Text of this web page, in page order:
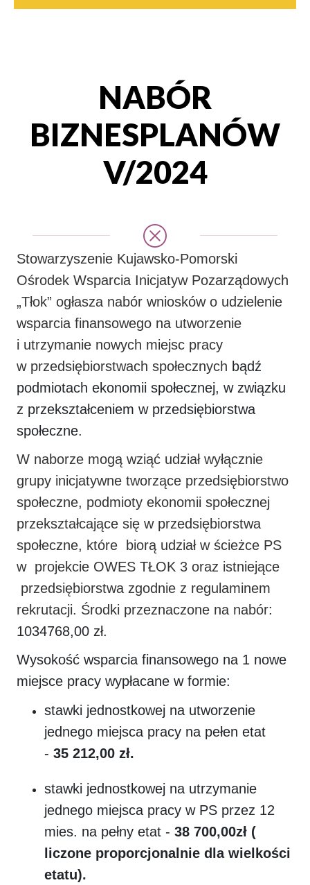
NABÓR
BIZNESPLANÓW
V/2024
Stowarzyszenie Kujawsko-Pomorski
Ośrodek Wsparcia Inicjatyw Pozarządowych
„Tłok” ogłasza nabór wniosków o udzielenie
wsparcia finansowego na utworzenie
i utrzymanie nowych miejsc pracy
w przedsiębiorstwach społecznych bądź
podmiotach ekonomii społecznej, w związku
z przekształceniem w przedsiębiorstwa
społeczne.
W naborze mogą wziąć udział wyłącznie
grupy inicjatywne tworzące przedsiębiorstwo
społeczne, podmioty ekonomii społecznej
przekształcające się w przedsiębiorstwa
społeczne, które biorą udział w ścieżce PS
w projekcie OWES TŁOK 3 oraz istniejące
przedsiębiorstwa zgodnie z regulaminem
rekrutacji. Środki przeznaczone na nabór:
1034768,00 zł.
Wysokość wsparcia finansowego na 1 nowe
miejsce pracy wypłacane w formie:
stawki jednostkowej na utworzenie
jednego miejsca pracy na pełen etat
- 35 212,00 zł.
stawki jednostkowej na utrzymanie
jednego miejsca pracy w PS przez 12
mies. na pełny etat - 38 700,00zł (
liczone proporcjonalnie dla wielkości
etatu).